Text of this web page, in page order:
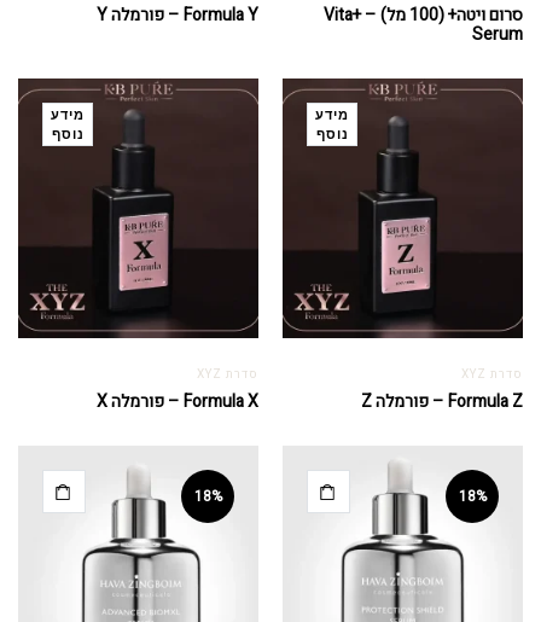
סרום ויטה+ (100 מל) – Vita+
Serum
Formula Y – פורמלה Y
מידע
נוסף
סדרת XYZ
Formula Z – פורמלה Z
מידע
נוסף
סדרת XYZ
Formula X – פורמלה X
18%
18%